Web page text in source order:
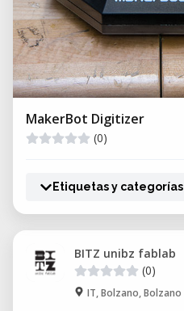
MakerBot Digitizer
(0)
Etiquetas y categorías
BITZ unibz fablab
(0)
IT, Bolzano, Bolzano